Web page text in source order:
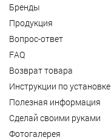
Бренды
Продукция
Вопрос-ответ
FAQ
Возврат товара
Инструкции по установке
Полезная информация
Сделай своими руками
Фотогалерея